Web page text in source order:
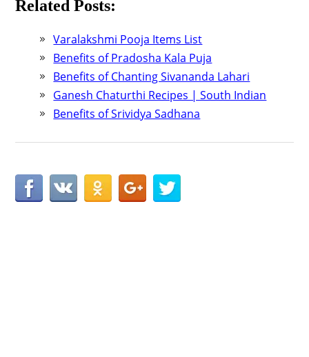
Related Posts:
Varalakshmi Pooja Items List
Benefits of Pradosha Kala Puja
Benefits of Chanting Sivananda Lahari
Ganesh Chaturthi Recipes | South Indian
Benefits of Srividya Sadhana